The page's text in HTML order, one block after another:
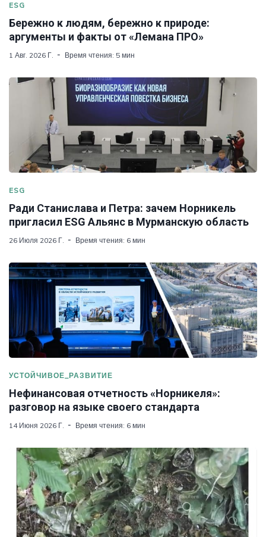
Европейский штрих
Зелёные финансы: главный вызов
ESG
Бережно к людям, бережно к природе:
аргументы и факты от «Лемана ПРО»
1 Авг. 2026 Г. Время чтения: 5 мин
ESG
Ради Станислава и Петра: зачем Норникель
пригласил ESG Альянс в Мурманскую область
26 Июля 2026 Г. Время чтения: 6 мин
УСТОЙЧИВОЕ_РАЗВИТИЕ
Нефинансовая отчетность «Норникеля»:
разговор на языке своего стандарта
14 Июня 2026 Г. Время чтения: 6 мин